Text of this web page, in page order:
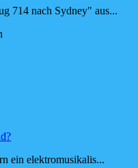
714 nach Sydney" aus...
ein elektromusikalis...